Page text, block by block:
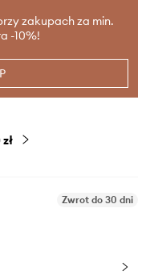
zakupach za min.
-10%!
Zwrot do 30 dni